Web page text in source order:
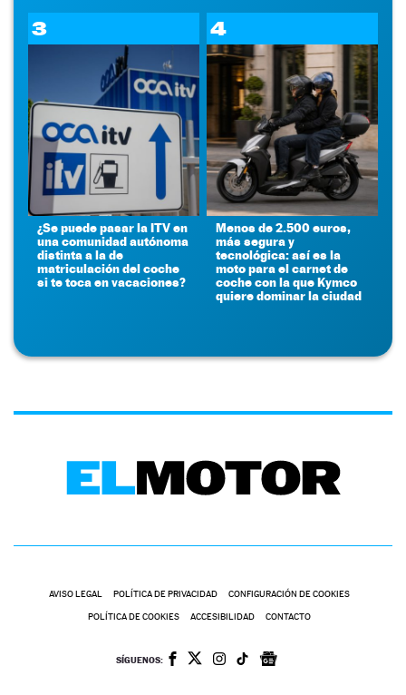
3
¿Se puede pasar la ITV en
una comunidad autónoma
distinta a la de
matriculación del coche
si te toca en vacaciones?
4
Menos de 2.500 euros,
más segura y
tecnológica: así es la
moto para el carnet de
coche con la que Kymco
quiere dominar la ciudad
AVISO LEGAL POLÍTICA DE PRIVACIDAD CONFIGURACIÓN DE COOKIES
POLÍTICA DE COOKIES ACCESIBILIDAD CONTACTO
SÍGUENOS: